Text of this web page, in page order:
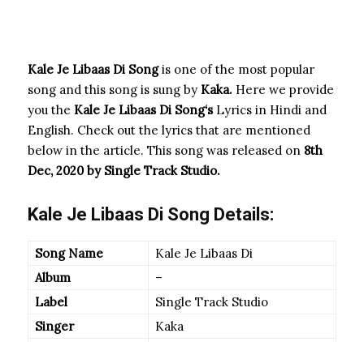
Kale Je Libaas Di Songis one of the most popular
song and this song is sung by Kaka. Here we provide
you the Kale Je Libaas Di Song‘sLyrics in Hindi and
English. Check out the lyrics that are mentioned
below in the article. This song was released on 8th
Dec, 2020 by Single Track Studio.
Kale Je Libaas Di Song Details:
Song Name
Kale Je Libaas Di
Album
–
Label
Single Track Studio
Singer
Kaka